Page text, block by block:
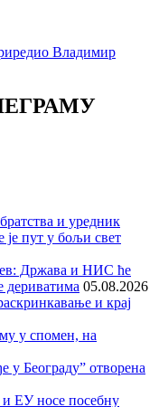
и уредник
пут у бољи свет
Држава и НИС ће
дериватима 05.08.2026
и крај
у спомен, на
у Београду” отворена
ЕУ носе посебну